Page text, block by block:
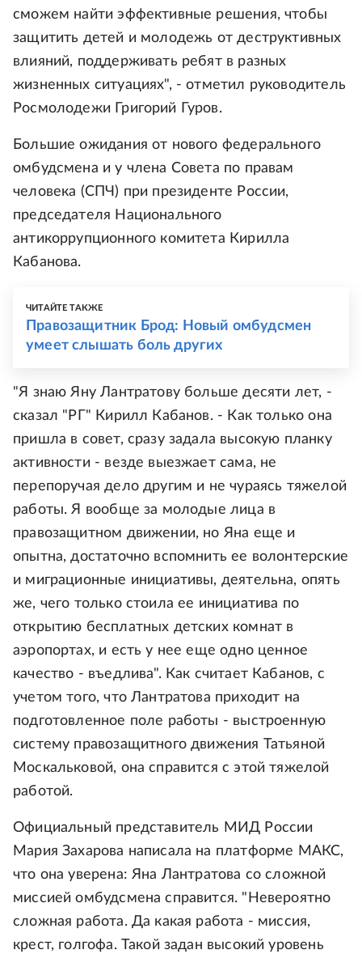
сможем найти эффективные решения, чтобы
защитить детей и молодежь от деструктивных
влияний, поддерживать ребят в разных
жизненных ситуациях", - отметил руководитель
Росмолодежи Григорий Гуров.
Большие ожидания от нового федерального
омбудсмена и у члена Совета по правам
человека (СПЧ) при президенте России,
председателя Национального
антикоррупционного комитета Кирилла
Кабанова.
ЧИТАЙТЕ ТАКЖЕ
Правозащитник Брод: Новый омбудсмен
умеет слышать боль других
"Я знаю Яну Лантратову больше десяти лет, -
сказал "РГ" Кирилл Кабанов. - Как только она
пришла в совет, сразу задала высокую планку
активности - везде выезжает сама, не
перепоручая дело другим и не чураясь тяжелой
работы. Я вообще за молодые лица в
правозащитном движении, но Яна еще и
опытна, достаточно вспомнить ее волонтерские
и миграционные инициативы, деятельна, опять
же, чего только стоила ее инициатива по
открытию бесплатных детских комнат в
аэропортах, и есть у нее еще одно ценное
качество - въедлива". Как считает Кабанов, с
учетом того, что Лантратова приходит на
подготовленное поле работы - выстроенную
систему правозащитного движения Татьяной
Москальковой, она справится с этой тяжелой
работой.
Официальный представитель МИД России
Мария Захарова написала на платформе МАКС,
что она уверена: Яна Лантратова со сложной
миссией омбудсмена справится. "Невероятно
сложная работа. Да какая работа - миссия,
крест, голгофа. Такой задан высокий уровень